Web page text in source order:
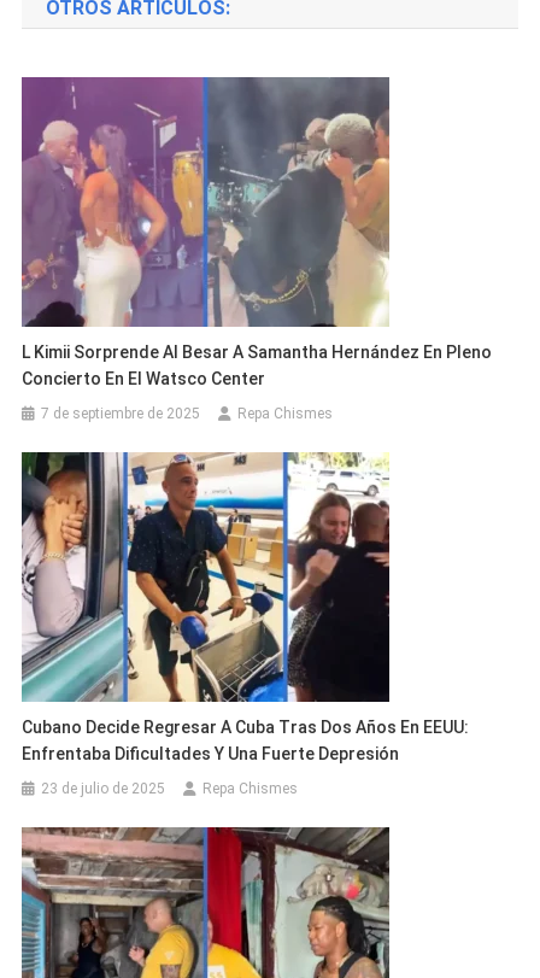
entradas
OTROS ARTÍCULOS:
L Kimii Sorprende Al Besar A Samantha Hernández En Pleno
Concierto En El Watsco Center
7 de septiembre de 2025 Repa Chismes
Cubano Decide Regresar A Cuba Tras Dos Años En EEUU:
Enfrentaba Dificultades Y Una Fuerte Depresión
23 de julio de 2025 Repa Chismes